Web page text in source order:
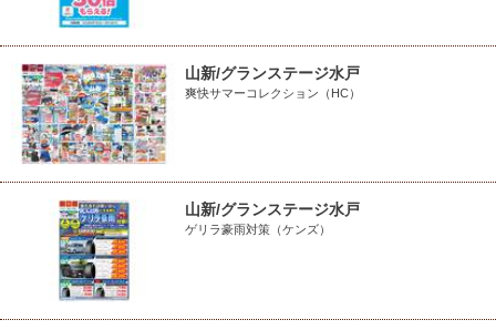
山新/グランステージ水戸
爽快サマーコレクション（HC）
山新/グランステージ水戸
ゲリラ豪雨対策（ケンズ）